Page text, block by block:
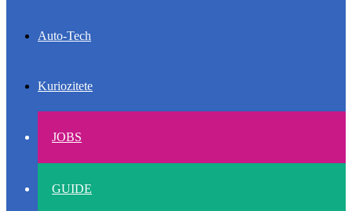
Auto-Tech
Kuriozitete
JOBS
GUIDE